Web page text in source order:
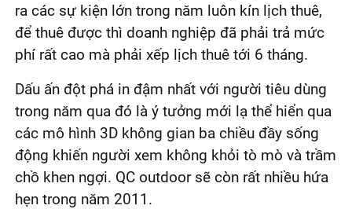
ra các sự kiện lớn trong năm luôn kín lịch thuê,
để thuê được thì doanh nghiệp đã phải trả mức
phí rất cao mà phải xếp lịch thuê tới 6 tháng.
Dấu ấn đột phá in đậm nhất với người tiêu dùng
trong năm qua đó là ý tưởng mới lạ thể hiển qua
các mô hình 3D không gian ba chiều đầy sống
động khiến người xem không khỏi tò mò và trầm
chồ khen ngợi. QC outdoor sẽ còn rất nhiều hứa
hẹn trong năm 2011.